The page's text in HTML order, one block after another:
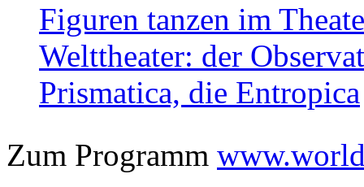
Figuren tanzen im
Welttheater: der
Prismatica, die Entropica
Zum Programm